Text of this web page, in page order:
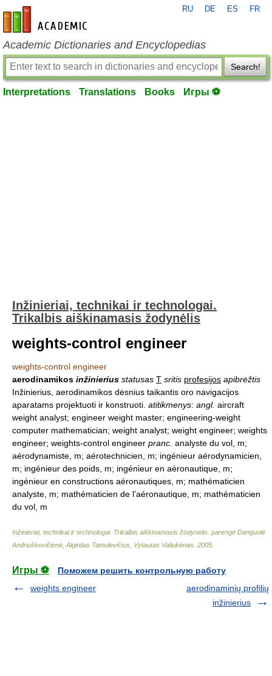
en-academic.com
RU DE ES FR
Academic Dictionaries and Encyclopedias
Search!
Interpretations Translations Books Игры ⚽
Inžinieriai, technikai ir technologai.
Trikalbis aiškinamasis žodynėlis
weights-control engineer
weights-control engineer
aerodinamikos inžinierius statusas T sritis profesijos apibrėžtis
Inžinierius, aerodinamikos dėsnius taikantis oro navigacijos
aparatams projektuoti ir konstruoti. atitikmenys: angl. aircraft
weight analyst; engineer weight master; engineering-weight
computer mathematician; weight analyst; weight engineer; weights
engineer; weights-control engineer pranc. analyste du vol, m;
aérodynamiste, m; aérotechnicien, m; ingénieur aérodynamicien,
m; ingénieur des poids, m; ingénieur en aéronautique, m;
ingénieur en constructions aéronautiques, m; mathématicien
analyste, m; mathématicien de l’aéronautique, m; mathématicien
du vol, m
Inžinieriai, technikai ir technologai. Trikalbis aiškinamasis žodynėlis parengė Danguolė
Andriuškevičienė, Algirdas Tamulevičius, Vytautas Valiukėnas 2005
Игры ⚽
Поможем решить контрольную работу
weights engineer
aerodinaminių profilių
inžinierius